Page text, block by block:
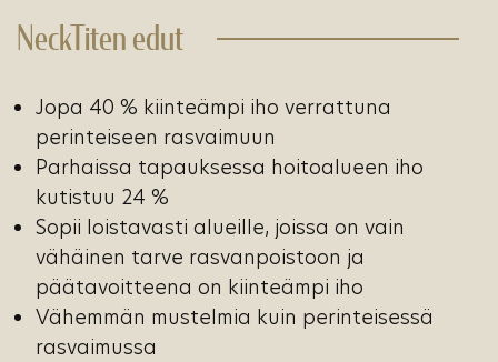
NeckTiten edut
Jopa 40 % kiinteämpi iho verrattuna
perinteiseen rasvaimuun
Parhaissa tapauksessa hoitoalueen iho
kutistuu 24 %
Sopii loistavasti alueille, joissa on vain
vähäinen tarve rasvanpoistoon ja
päätavoitteena on kiinteämpi iho
Vähemmän mustelmia kuin perinteisessä
rasvaimussa